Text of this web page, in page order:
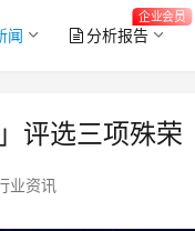
闻 分析报告
企业会员
评选三项殊荣
业资讯